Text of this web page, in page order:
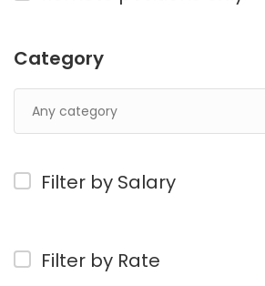
Category
Filter by Salary
Filter by Rate